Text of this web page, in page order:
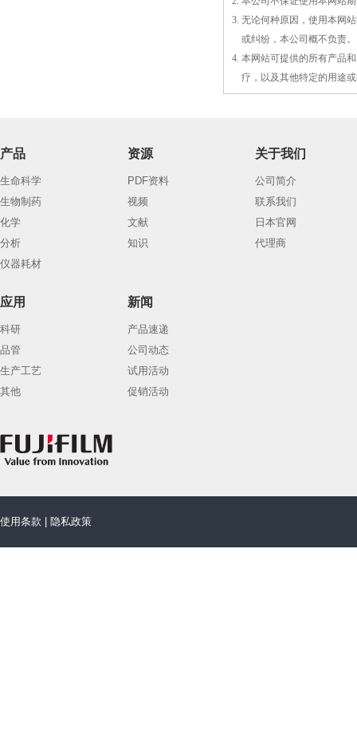
3. 无论何种原因，使用本网
或纠纷，本公司概不负责。
4. 本网站可提供的所有产品
疗，以及其他特定的用途
产品
生命科学
生物制药
化学
分析
仪器耗材
资源
PDF资料
视频
文献
知识
关于我们
公司简介
联系我们
日本官网
代理商
应用
科研
品管
生产工艺
其他
新闻
产品速递
公司动态
试用活动
促销活动
使用条款 隐私政策